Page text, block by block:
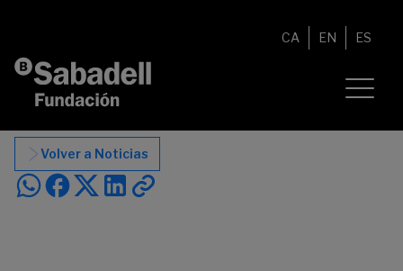
CA EN ES
Volver a Noticias